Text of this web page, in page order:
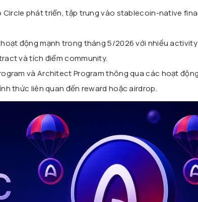
Circle phát triển, tập trung vào stablecoin-native
động mạnh trong tháng 5/2026 với nhiều
và tích điểm community.
và Architect Program thông qua các hoạt
thức liên quan đến reward hoặc airdrop.